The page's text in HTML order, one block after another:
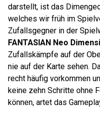
darstellt, ist das
welches wir früh im
Zufallsgegner in der
FANTASIAN Neo
Zufallskämpfe auf der
nie auf der Karte sehen.
recht häufig vorkommen
keine zehn Schritte ohne
können, artet das